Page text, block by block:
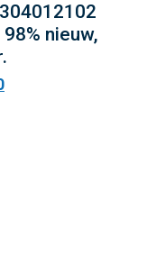
nieuw,